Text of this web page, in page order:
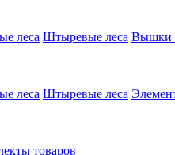
леса Штыревые леса Вышки
леса Штыревые леса
товаров